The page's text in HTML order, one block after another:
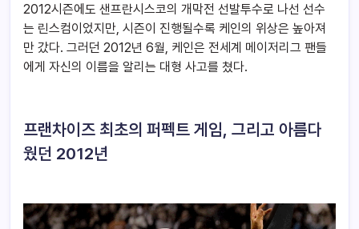
2012시즌에도 샌프란시스코의 개막전 선발투수로 나선 선수
는 린스컴이었지만, 시즌이 진행될수록 케인의 위상은 높아져
만 갔다. 그러던 2012년 6월, 케인은 전세계 메이저리그 팬들
에게 자신의 이름을 알리는 대형 사고를 쳤다.
프랜차이즈 최초의 퍼펙트 게임, 그리고 아름다
웠던 2012년